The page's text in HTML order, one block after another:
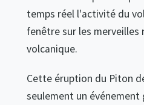
temps réel l'activité du
fenêtre sur les
volcanique.
Cette éruption du Piton
seulement un